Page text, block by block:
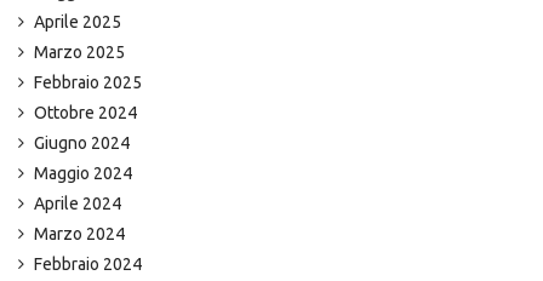
Aprile 2025
Marzo 2025
Febbraio 2025
Ottobre 2024
Giugno 2024
Maggio 2024
Aprile 2024
Marzo 2024
Febbraio 2024